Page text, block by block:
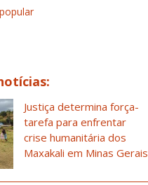
Justiça determina força-
tarefa para enfrentar
crise humanitária dos
Maxakali em Minas Gerais